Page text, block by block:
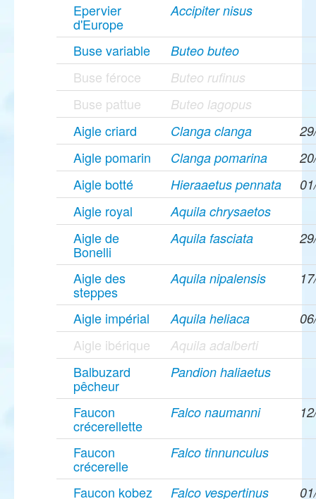
Epervier
d'Europe
Accipiter nisus
Buse variable Buteo buteo
Buse féroce Buteo rufinus
Buse pattue Buteo lagopus
Aigle criard Clanga clanga
Aigle pomarin Clanga pomarina
Aigle botté Hieraaetus pennata
Aigle royal Aquila chrysaetos
Aigle de
Bonelli
Aquila fasciata
Aigle des
steppes
Aquila nipalensis
Aigle impérial Aquila heliaca
Aigle ibérique Aquila adalberti
Balbuzard
pêcheur
Pandion haliaetus
Faucon
crécerellette
Falco naumanni
Faucon
crécerelle
Falco tinnunculus
Faucon kobez Falco vespertinus